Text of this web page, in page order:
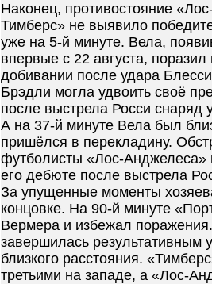
Наконец, противостояние
Тимберс» не выявило
уже на 5-й минуте. Вела,
впервые с 22 августа,
добивании после удара
Брэдли могла удвоить своё
после выстрела Росси снаряд
А на 37-й минуте Вела был
пришёлся в перекладину.
футболисты «Лос-
его дебюте после выстрела
За упущенные моменты
концовке. На 90-й минуте
Вермера и избежал
завершилась результативным
близкого расстояния.
третьими на западе, а «Лос-